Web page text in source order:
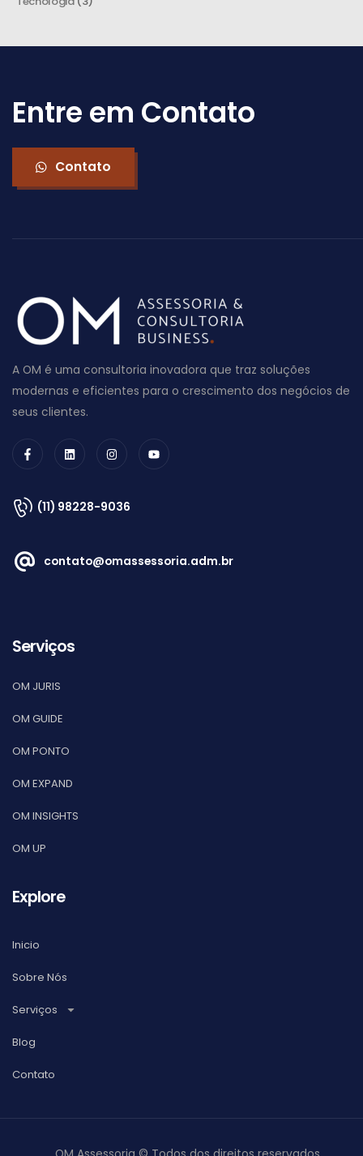
Entre em Contato
Contato
A OM é uma consultoria inovadora que traz soluções
modernas e eficientes para o crescimento dos negócios de
seus clientes.
(11) 98228-9036
contato@omassessoria.adm.br
Serviços
OM JURIS
OM GUIDE
OM PONTO
OM EXPAND
OM INSIGHTS
OM UP
Explore
Inicio
Sobre Nós
Serviços
Blog
Contato